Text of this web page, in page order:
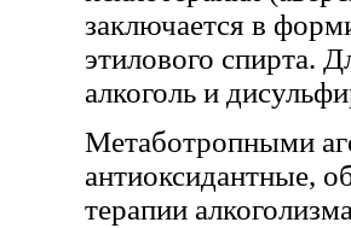
заключается в
этилового спирта.
алкоголь и
Метаботропными
антиоксидантные,
терапии